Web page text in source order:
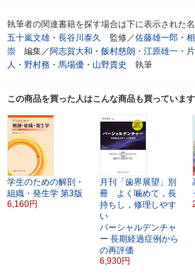
執筆者の関連書籍を探す場合は下に表示された
五十嵐文雄 ・ 長谷川泰久 監修／佐藤雄一郎 ・
崇 編集／ 阿志賀大和 ・ 飯村慈朗 ・ 江原雄一 ・
人 ・ 野村務 ・ 馬場優 ・ 山野貴史 執筆
この商品を買った人はこんな商品も買っています
学生のための解剖・
組織・発生学 第3版
6,160円
月刊「歯界展望」別
冊 よく噛めて，長
持ちし，修理しやす
い
パーシャルデンチャ
ー 長期経過症例から
の再評価
6,930円